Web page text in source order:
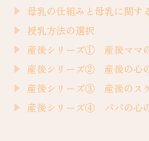
母乳の仕組みと母乳に関す
授乳方法の選択
産後シリーズ① 産後ママ
産後シリーズ② 産後の心
産後シリーズ③ 産後のス
産後シリーズ④ パパの心